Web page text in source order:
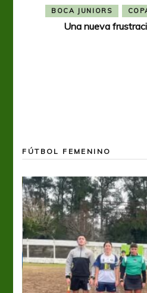
BOCA JUNIORS
Una nueva
FÚTBOL FEMENINO